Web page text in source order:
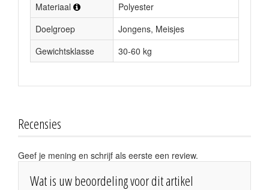
Materiaal
Polyester
Doelgroep
Jongens, Meisjes
Gewichtsklasse
30-60 kg
Recensies
Geef je mening en schrijf als eerste een review.
Wat is uw beoordeling voor dit artikel